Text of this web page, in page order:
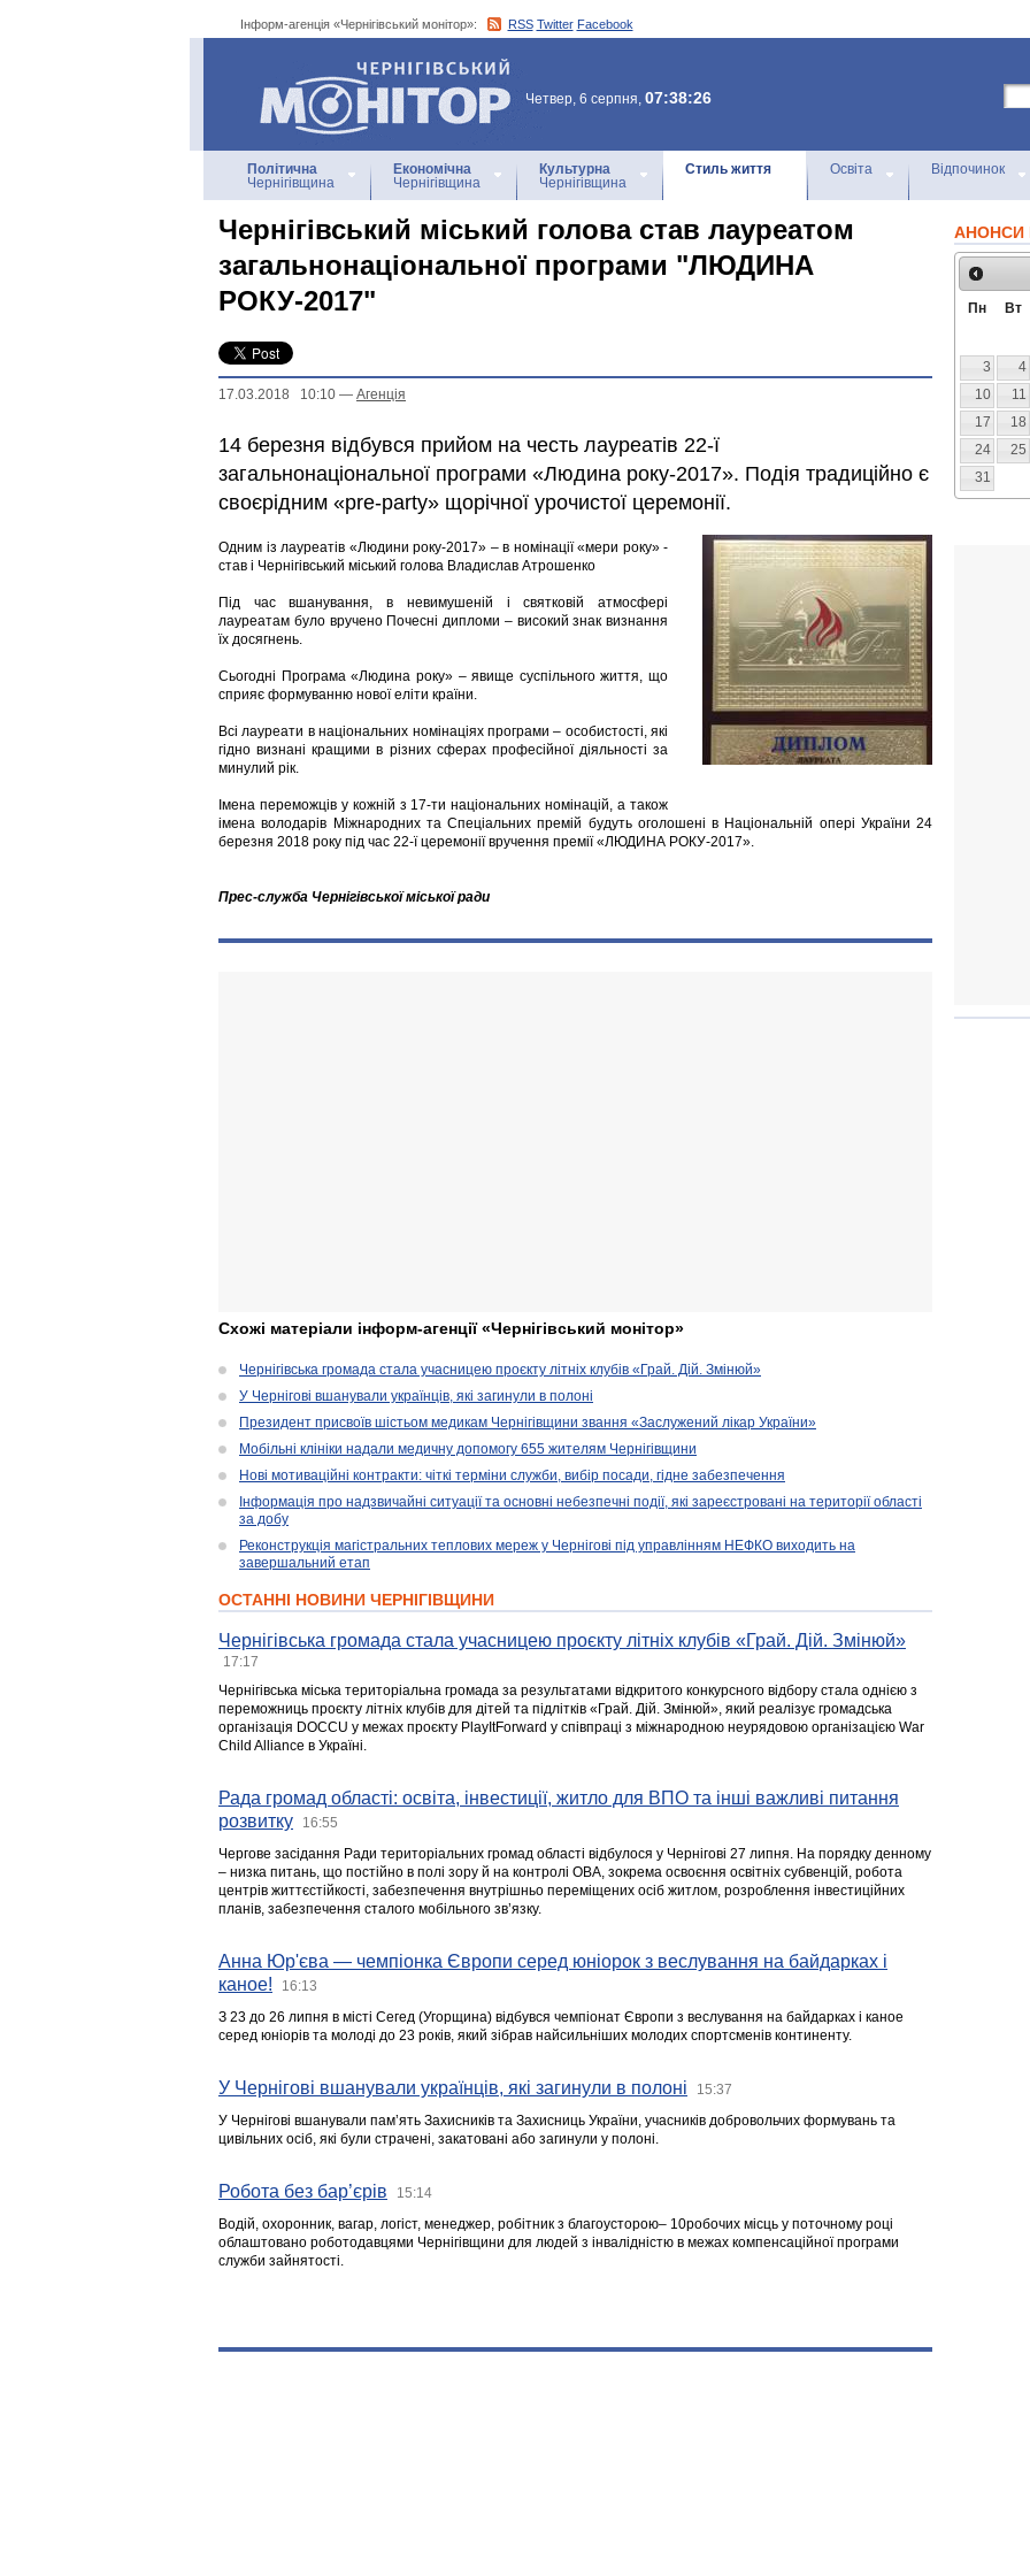
Інформ-агенція «Чернігівський монітор»: RSS Twitter Facebook
Інформ-агенція
«Чернігівський монітор»
Четвер, 6 серпня, 07:38:26
Політична
Чернігівщина
Економічна
Чернігівщина
Культурна
Чернігівщина
Стиль життя Освіта Відпочинок
Чернігівський міський голова став лауреатом
загальнонаціональної програми "ЛЮДИНА
РОКУ-2017"
17.03.2018 10:10 — Агенцiя
14 березня відбувся прийом на честь лауреатів 22-ї
загальнонаціональної програми «Людина року-2017». Подія традиційно є
своєрідним «pre-party» щорічної урочистої церемонії.
Одним із лауреатів «Людини року-2017» – в номінації «мери року» -
став і Чернігівський міський голова Владислав Атрошенко
Під час вшанування, в невимушеній і святковій атмосфері
лауреатам було вручено Почесні дипломи – високий знак визнання
їх досягнень.
Сьогодні Програма «Людина року» – явище суспільного життя, що
сприяє формуванню нової еліти країни.
Всі лауреати в національних номінаціях програми – особистості, які
гідно визнані кращими в різних сферах професійної діяльності за
минулий рік.
Імена переможців у кожній з 17-ти національних номінацій, а також
імена володарів Міжнародних та Спеціальних премій будуть оголошені в Національній опері України 24
березня 2018 року під час 22-ї церемонії вручення премії «ЛЮДИНА РОКУ-2017».
Прес-служба Чернігівської міської ради
Схожі матеріали інформ-агенції «Чернігівський монітор»
Чернігівська громада стала учасницею проєкту літніх клубів «Грай. Дій. Змінюй»
У Чернігові вшанували українців, які загинули в полоні
Президент присвоїв шістьом медикам Чернігівщини звання «Заслужений лікар України»
Мобільні клініки надали медичну допомогу 655 жителям Чернігівщини
Нові мотиваційні контракти: чіткі терміни служби, вибір посади, гідне забезпечення
Інформація про надзвичайні ситуації та основні небезпечні події, які зареєстровані на території області
за добу
Реконструкція магістральних теплових мереж у Чернігові під управлінням НЕФКО виходить на
завершальний етап
ОСТАННІ НОВИНИ ЧЕРНІГІВЩИНИ
Чернігівська громада стала учасницею проєкту літніх клубів «Грай. Дій. Змінюй»
17:17
Чернігівська міська територіальна громада за результатами відкритого конкурсного відбору стала однією з
переможниць проєкту літніх клубів для дітей та підлітків «Грай. Дій. Змінюй», який реалізує громадська
організація DOCCU у межах проєкту PlayItForward у співпраці з міжнародною неурядовою організацією War
Child Alliance в Україні.
Рада громад області: освіта, інвестиції, житло для ВПО та інші важливі питання
розвитку
16:55
Чергове засідання Ради територіальних громад області відбулося у Чернігові 27 липня. На порядку денному
– низка питань, що постійно в полі зору й на контролі ОВА, зокрема освоєння освітніх субвенцій, робота
центрів життєстійкості, забезпечення внутрішньо переміщених осіб житлом, розроблення інвестиційних
планів, забезпечення сталого мобільного зв’язку.
Анна Юр'єва — чемпіонка Європи серед юніорок з веслування на байдарках і
каное!
16:13
З 23 до 26 липня в місті Сегед (Угорщина) відбувся чемпіонат Європи з веслування на байдарках і каное
серед юніорів та молоді до 23 років, який зібрав найсильніших молодих спортсменів континенту.
У Чернігові вшанували українців, які загинули в полоні 15:37
У Чернігові вшанували пам’ять Захисників та Захисниць України, учасників добровольчих формувань та
цивільних осіб, які були страчені, закатовані або загинули у полоні.
Робота без бар’єрів 15:14
Водій, охоронник, вагар, логіст, менеджер, робітник з благоусторою– 10робочих місць у поточному році
облаштовано роботодавцями Чернігівщини для людей з інвалідністю в межах компенсаційної програми
служби зайнятості.
АНОНСИ
Пн Вт
3
4
10
11
17
18
24
25
31